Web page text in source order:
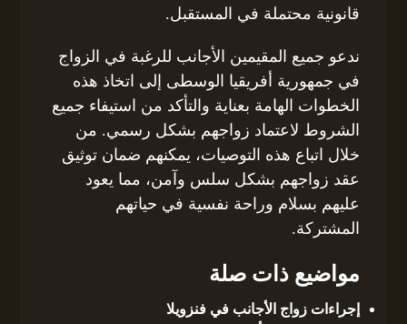
قانونية محتملة في المستقبل.
ندعو جميع المقيمين الأجانب للرغبة في الزواج
في جمهورية أفريقيا الوسطى إلى اتخاذ هذه
الخطوات الهامة بعناية والتأكد من استيفاء جميع
الشروط لاعتماد زواجهم بشكل رسمي. من
خلال اتباع هذه التوصيات، يمكنهم ضمان توثيق
عقد زواجهم بشكل سلس وآمن، مما يعود
عليهم بسلام وراحة نفسية في حياتهم
المشتركة.
مواضيع ذات صلة
إجراءات زواج الأجانب في فنزويلا